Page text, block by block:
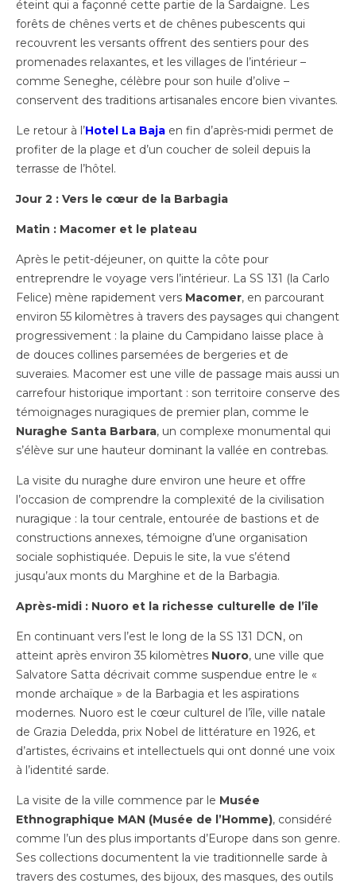
éteint qui a façonné cette partie de la Sardaigne. Les
forêts de chênes verts et de chênes pubescents qui
recouvrent les versants offrent des sentiers pour des
promenades relaxantes, et les villages de l’intérieur –
comme Seneghe, célèbre pour son huile d’olive –
conservent des traditions artisanales encore bien vivantes.
Le retour à l’Hotel La Baja en fin d’après-midi permet de
profiter de la plage et d’un coucher de soleil depuis la
terrasse de l’hôtel.
Jour 2 : Vers le cœur de la Barbagia
Matin : Macomer et le plateau
Après le petit-déjeuner, on quitte la côte pour
entreprendre le voyage vers l’intérieur. La SS 131 (la Carlo
Felice) mène rapidement vers Macomer, en parcourant
environ 55 kilomètres à travers des paysages qui changent
progressivement : la plaine du Campidano laisse place à
de douces collines parsemées de bergeries et de
suveraies. Macomer est une ville de passage mais aussi un
carrefour historique important : son territoire conserve des
témoignages nuragiques de premier plan, comme le
Nuraghe Santa Barbara, un complexe monumental qui
s’élève sur une hauteur dominant la vallée en contrebas.
La visite du nuraghe dure environ une heure et offre
l’occasion de comprendre la complexité de la civilisation
nuragique : la tour centrale, entourée de bastions et de
constructions annexes, témoigne d’une organisation
sociale sophistiquée. Depuis le site, la vue s’étend
jusqu’aux monts du Marghine et de la Barbagia.
Après-midi : Nuoro et la richesse culturelle de l’île
En continuant vers l’est le long de la SS 131 DCN, on
atteint après environ 35 kilomètres Nuoro, une ville que
Salvatore Satta décrivait comme suspendue entre le «
monde archaïque » de la Barbagia et les aspirations
modernes. Nuoro est le cœur culturel de l’île, ville natale
de Grazia Deledda, prix Nobel de littérature en 1926, et
d’artistes, écrivains et intellectuels qui ont donné une voix
à l’identité sarde.
La visite de la ville commence par le Musée
Ethnographique MAN (Musée de l’Homme), considéré
comme l’un des plus importants d’Europe dans son genre.
Ses collections documentent la vie traditionnelle sarde à
travers des costumes, des bijoux, des masques, des outils